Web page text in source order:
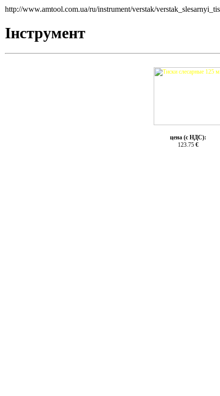
http://www.amtool.com.ua/ru/instrument/verstak/
Інструмент
цена (с НДС):
123.75 €